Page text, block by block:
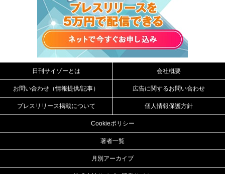
日刊サイゾーとは 会社概要
お問い合わせ（情報提供/記事） 広告に関するお問い合わせ
プレスリリース掲載について 個人情報保護方針
Cookieポリシー
著者一覧
月別アーカイブ